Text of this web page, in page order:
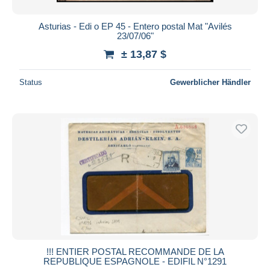
Asturias - Edi o EP 45 - Entero postal Mat "Avilés
23/07/06"
± 13,87 $
Status Gewerblicher Händler
!!! ENTIER POSTAL RECOMMANDE DE LA
REPUBLIQUE ESPAGNOLE - EDIFIL N°1291